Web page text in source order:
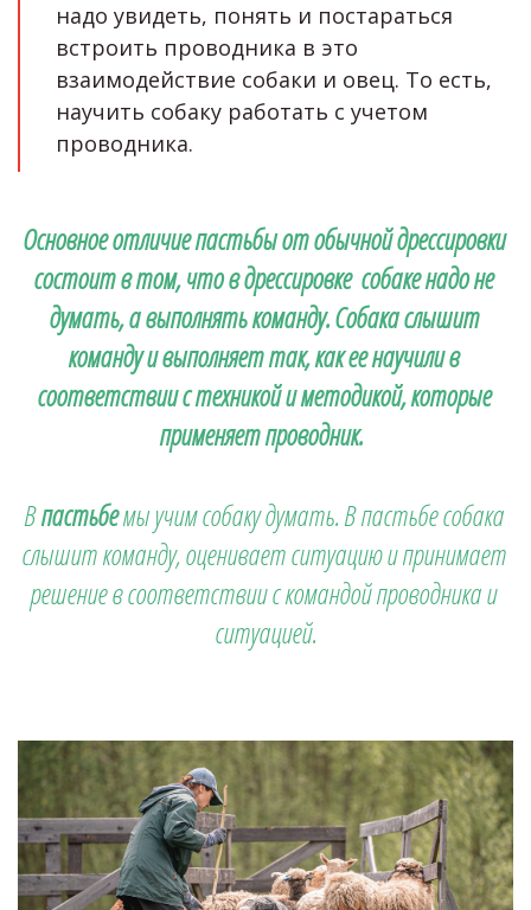
надо увидеть, понять и постараться
встроить проводника в это
взаимодействие собаки и овец. То есть,
научить собаку работать с учетом
проводника.
Основное отличие пастьбы от обычной дрессировки
состоит в том, что в дрессировке  собаке надо не
думать, а выполнять команду. Собака слышит
команду и выполняет так, как ее научили в
соответствии с техникой и методикой, которые
применяет проводник.
В пастьбе мы учим собаку думать. В пастьбе собака
слышит команду, оценивает ситуацию и принимает
решение в соответствии с командой проводника и
ситуацией.